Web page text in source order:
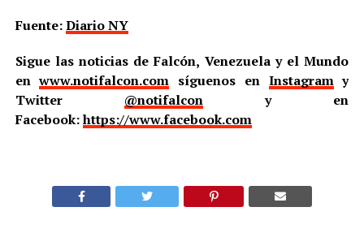
Fuente:Diario NY
Sigue las noticias de Falcón, Venezuela y el Mundo
enwww.notifalcon.com síguenos en Instagramy
Twitter @notifalcony en
Facebook:https://www.facebook.com